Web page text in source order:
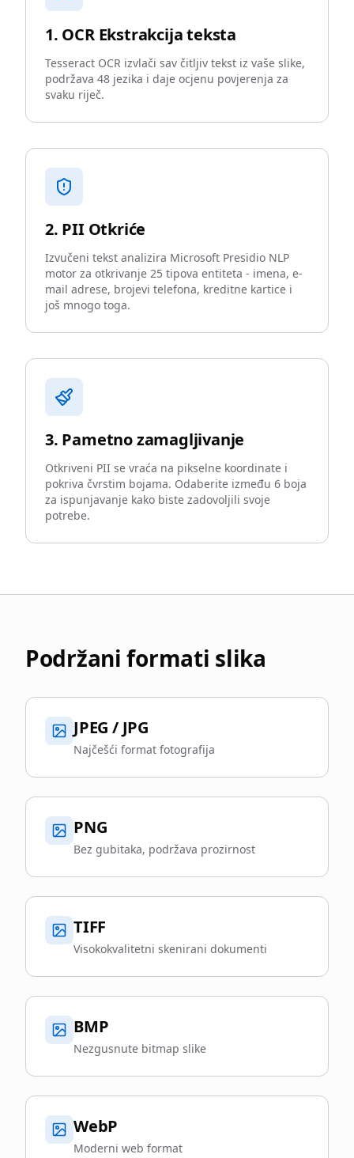
1. OCR Ekstrakcija teksta
Tesseract OCR izvlači sav čitljiv tekst iz vaše slike,
podržava 48 jezika i daje ocjenu povjerenja za
svaku riječ.
2. PII Otkriće
Izvučeni tekst analizira Microsoft Presidio NLP
motor za otkrivanje 25 tipova entiteta - imena, e-
mail adrese, brojevi telefona, kreditne kartice i
još mnogo toga.
3. Pametno zamagljivanje
Otkriveni PII se vraća na pikselne koordinate i
pokriva čvrstim bojama. Odaberite između 6 boja
za ispunjavanje kako biste zadovoljili svoje
potrebe.
Podržani formati slika
JPEG / JPG
Najčešći format fotografija
PNG
Bez gubitaka, podržava prozirnost
TIFF
Visokokvalitetni skenirani dokumenti
BMP
Nezgusnute bitmap slike
WebP
Moderni web format